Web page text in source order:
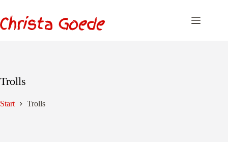
springen
Trolls
Start Trolls